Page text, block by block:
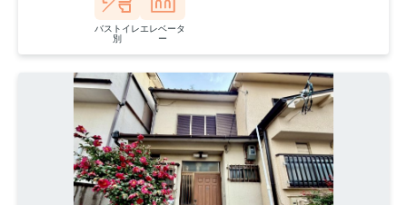
バストイレ
別
エレベータ
ー